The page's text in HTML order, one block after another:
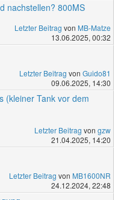
nachstellen? 800MS
Letzter Beitrag von MB-Matze
13.06.2025, 00:32
Letzter Beitrag von Guido81
09.06.2025, 14:30
(kleiner Tank vor dem
Letzter Beitrag von gzw
21.04.2025, 14:20
Letzter Beitrag von MB1600NR
24.12.2024, 22:48